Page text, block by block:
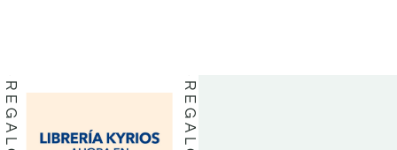
REGALOS
REGALOS